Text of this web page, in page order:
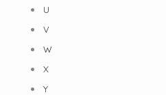
U
V
W
X
Y